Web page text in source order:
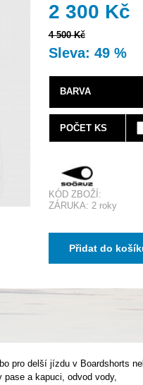
2 300 Kč
4 500 Kč
Sleva: 49 %
BARVA
POČET KS
KÓD ZBOŽÍ:
ZÁRUKA: 2 roky
Přidat do
pro delší jízdu v Boardshorts
a kapuci, odvod vody,